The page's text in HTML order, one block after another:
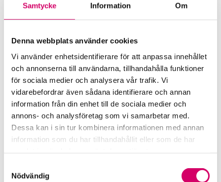
Samtycke Information Om
Denna webbplats använder cookies
Vi använder enhetsidentifierare för att anpassa innehållet
och annonserna till användarna, tillhandahålla funktioner
för sociala medier och analysera vår trafik. Vi
vidarebefordrar även sådana identifierare och annan
information från din enhet till de sociala medier och
annons- och analysföretag som vi samarbetar med.
Dessa kan i sin tur kombinera informationen med annan
information som du har tillhandahållit eller som de har
Nödvändig
Linköping
Auktoriserad Redovisningskonsult
Linköping
Malin Lilja
Auktoriserad Redovisningskonsult
Skicka e-post
013-36 92 00
Linköping
Maria Johansson
Auktoriserad Redovisningskonsult, Srf Certifierad
Skicka e-post